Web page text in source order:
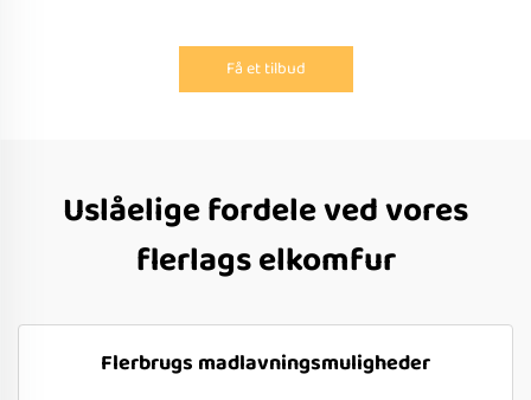
Få et tilbud
Uslåelige fordele ved vores
flerlags elkomfur
Flerbrugs madlavningsmuligheder